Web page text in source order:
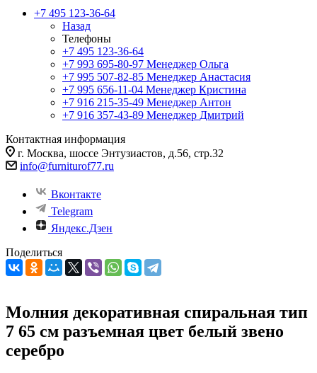
+7 495 123-36-64
Назад
Телефоны
+7 495 123-36-64
+7 993 695-80-97 Менеджер Ольга
+7 995 507-82-85 Менеджер Анастасия
+7 995 656-11-04 Менеджер Кристина
+7 916 215-35-49 Менеджер Антон
+7 916 357-43-89 Менеджер Дмитрий
Контактная информация
г. Москва, шоссе Энтузиастов, д.56, стр.32
info@furniturof77.ru
Вконтакте
Telegram
Яндекс.Дзен
Поделиться
Молния декоративная спиральная тип
7 65 см разъемная цвет белый звено
серебро